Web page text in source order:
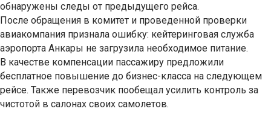
обнаружены следы от предыдущего рейса.
После обращения в комитет и проведенной проверки
авиакомпания признала ошибку: кейтеринговая служба
аэропорта Анкары не загрузила необходимое питание.
В качестве компенсации пассажиру предложили
бесплатное повышение до бизнес-класса на следующем
рейсе. Также перевозчик пообещал усилить контроль за
чистотой в салонах своих самолетов.